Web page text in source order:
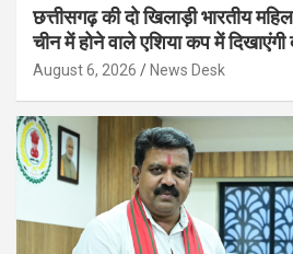
छत्तीसगढ़ की दो खिलाड़ी भारतीय
चीन में होने वाले एशिया कप में दिखाएंगी
August 6, 2026 News Desk